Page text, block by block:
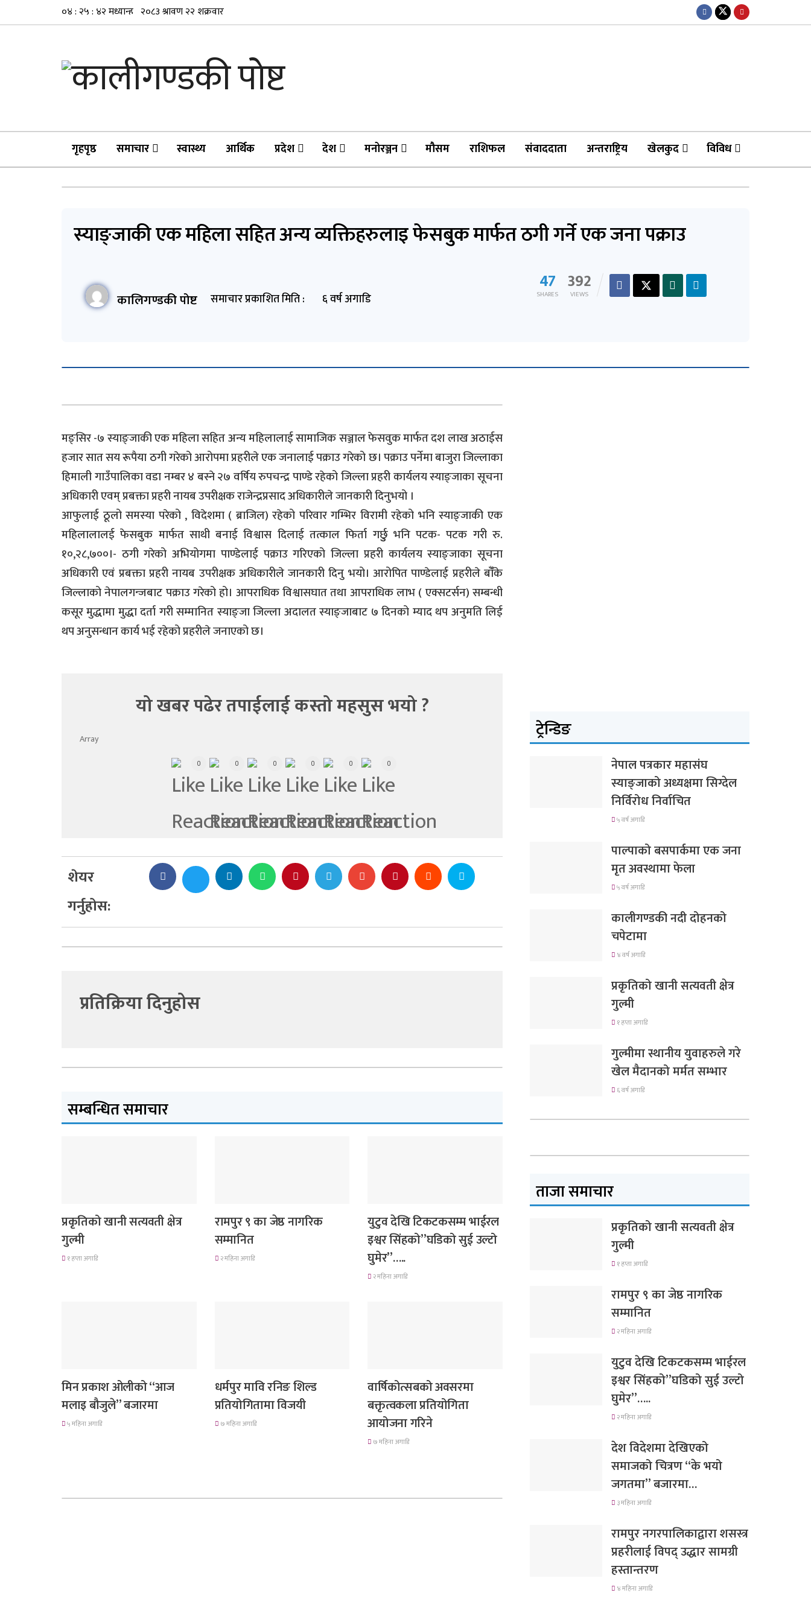
गृहपृष्ठ समाचार स्वास्थ्य आर्थिक प्रदेश देश मनोरञ्जन मौसम राशिफल संवाददाता अन्तराष्ट्रिय खेलकुद विविध
स्याङ्जाकी एक महिला सहित अन्य व्यक्तिहरुलाइ फेसबुक मार्फत ठगी गर्ने एक जना पक्राउ
कालिगण्डकी पोष्ट समाचार प्रकाशित मिति : ६ वर्ष अगाडि
47
SHARES 392
VIEWS
मङ्सिर -७ स्याङ्जाकी एक महिला सहित अन्य महिलालाई सामाजिक सञ्जाल फेसवुक मार्फत दश लाख अठाईस
हजार सात सय रूपैया ठगी गरेको आरोपमा प्रहरीले एक जनालाई पक्राउ गरेको छ। पक्राउ पर्नेमा बाजुरा जिल्लाका
हिमाली गाउँपालिका वडा नम्बर ४ बस्ने २७ वर्षिय रुपचन्द्र पाण्डे रहेको जिल्ला प्रहरी कार्यलय स्याङ्जाका सूचना
अधिकारी एवम् प्रबक्ता प्रहरी नायब उपरीक्षक राजेन्द्रप्रसाद अधिकारीले जानकारी दिनुभयो ।
आफुलाई ठूलो समस्या परेको , विदेशमा ( ब्राजिल) रहेको परिवार गम्भिर विरामी रहेको भनि स्याङ्जाकी एक
महिलालालई फेसबुक मार्फत साथी बनाई विश्वास दिलाई तत्काल फिर्ता गर्छुु भनि पटक- पटक गरी रु.
१०,२८,७००।- ठगी गरेको अभियोगमा पाण्डेलाई पक्राउ गरिएको जिल्ला प्रहरी कार्यलय स्याङ्जाका सूचना
अधिकारी एवं प्रबक्ता प्रहरी नायब उपरीक्षक अधिकारीले जानकारी दिनु भयो। आरोपित पाण्डेलाई प्रहरीले बाँँके
जिल्लाको नेपालगन्जबाट पक्राउ गरेको हो। आपराधिक विश्वासघात तथा आपराधिक लाभ ( एक्सटर्सन) सम्बन्धी
कसूर मुद्धामा मुद्धा दर्ता गरी सम्मानित स्याङ्जा जिल्ला अदालत स्याङ्जाबाट ७ दिनको म्याद थप अनुमति लिई
थप अनुसन्धान कार्य भई रहेको प्रहरीले जनाएको छ।
यो खबर पढेर तपाईलाई कस्तो महसुस भयो ?
Array
0 0 0 0 0 0
शेयर
गर्नुहोस:
प्रतिक्रिया दिनुहोस
सम्बन्धित समाचार
प्रकृतिको खानी सत्यवती क्षेत्र
गुल्मी
१ हप्ता अगाडि
रामपुर ९ का जेष्ठ नागरिक
सम्मानित
२ महिना अगाडि
युटुव देखि टिकटकसम्म भाईरल
इश्वर सिंहको”घडिको सुई उल्टो
घुमेर”…..
२ महिना अगाडि
मिन प्रकाश ओलीको “आज
मलाइ बौजुले” बजारमा
५ महिना अगाडि
धर्मपुर मावि रनिङ शिल्ड
प्रतियोगितामा विजयी
७ महिना अगाडि
वार्षिकोत्सबको अवसरमा
बक्तृत्वकला प्रतियोगिता
आयोजना गरिने
७ महिना अगाडि
ट्रेन्डिङ
नेपाल पत्रकार महासंघ
स्याङ्जाको अध्यक्षमा सिग्देल
निर्विरोध निर्वाचित
५ वर्ष अगाडि
पाल्पाको बसपार्कमा एक जना
मृत अवस्थामा फेला
५ वर्ष अगाडि
कालीगण्डकी नदी दोहनको
चपेटामा
४ वर्ष अगाडि
प्रकृतिको खानी सत्यवती क्षेत्र
गुल्मी
१ हप्ता अगाडि
गुल्मीमा स्थानीय युवाहरुले गरे
खेल मैदानको मर्मत सम्भार
६ वर्ष अगाडि
ताजा समाचार
प्रकृतिको खानी सत्यवती क्षेत्र
गुल्मी
१ हप्ता अगाडि
रामपुर ९ का जेष्ठ नागरिक
सम्मानित
२ महिना अगाडि
युटुव देखि टिकटकसम्म भाईरल
इश्वर सिंहको”घडिको सुई उल्टो
घुमेर”…..
२ महिना अगाडि
देश विदेशमा देखिएको
समाजको चित्रण “के भयो
जगतमा” बजारमा…
३ महिना अगाडि
रामपुर नगरपालिकाद्वारा शसस्त्र
प्रहरीलाई विपद् उद्धार सामग्री
हस्तान्तरण
४ महिना अगाडि